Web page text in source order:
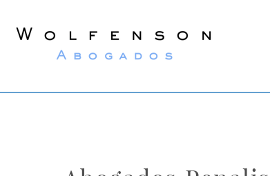
Wolfenson